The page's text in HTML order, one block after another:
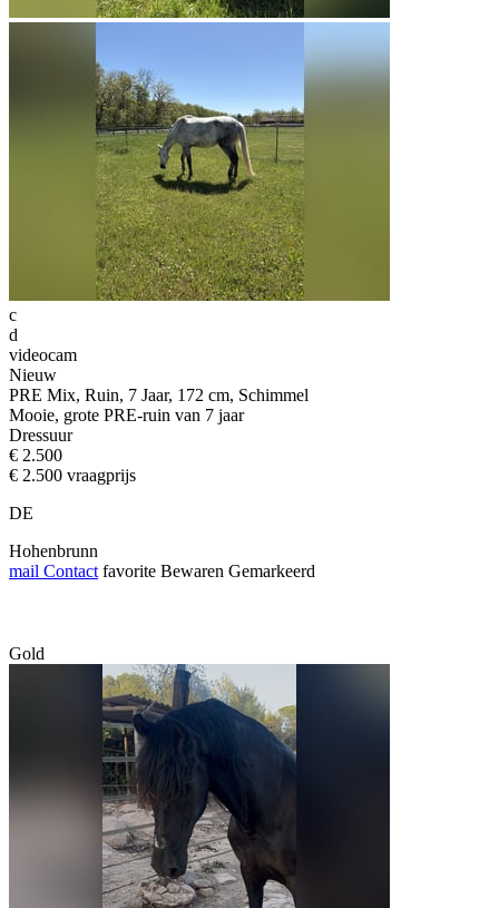
c
d
videocam
Nieuw
PRE Mix, Ruin, 7 Jaar, 172 cm, Schimmel
Mooie, grote PRE-ruin van 7 jaar
Dressuur
€ 2.500
€ 2.500 vraagprijs
DE
Hohenbrunn
mail Contact favorite Bewaren Gemarkeerd
Gold